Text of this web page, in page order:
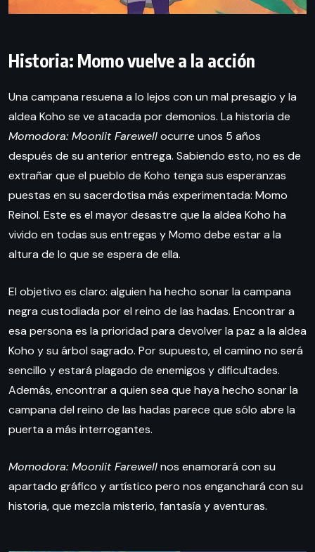
Historia: Momo vuelve a la acción
Una campana resuena a lo lejos con un mal presagio y la
aldea Koho se ve atacada por demonios. La historia de
Momodora: Moonlit Farewellocurre unos 5 años
después de su anterior entrega. Sabiendo esto, no es de
extrañar que el pueblo de Koho tenga sus esperanzas
puestas en su sacerdotisa más experimentada: Momo
Reinol. Este es el mayor desastre que la aldea Koho ha
vivido en todas sus entregas y Momo debe estar a la
altura de lo que se espera de ella.
El objetivo es claro: alguien ha hecho sonar la campana
negra custodiada por el reino de las hadas. Encontrar a
esa persona es la prioridad para devolver la paz a la aldea
Koho y su árbol sagrado. Por supuesto, el camino no será
sencillo y estará plagado de enemigos y dificultades.
Además, encontrar a quien sea que haya hecho sonar la
campana del reino de las hadas parece que sólo abre la
puerta a más interrogantes.
Momodora: Moonlit Farewellnos enamorará con su
apartado gráfico y artístico pero nos enganchará con su
historia, que mezcla misterio, fantasía y aventuras.